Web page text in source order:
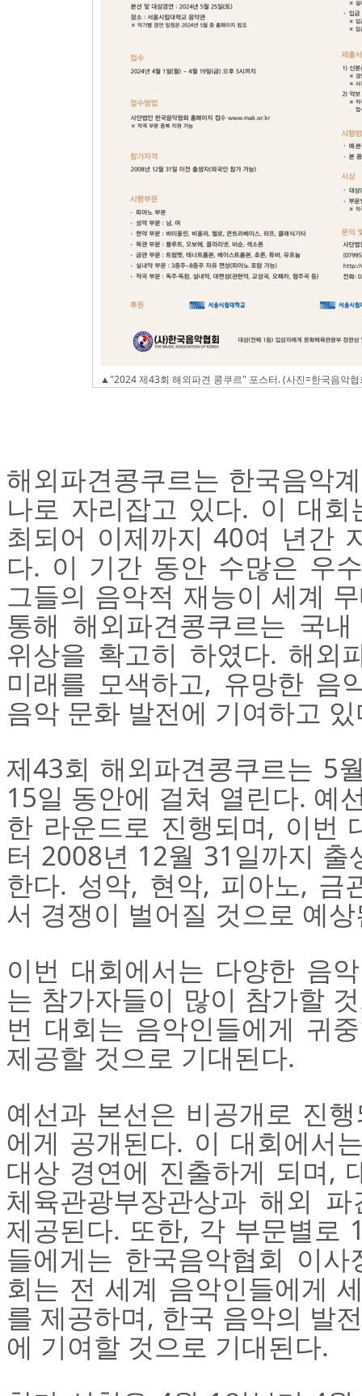
▲"2024 제43회 해외파견 콩쿠르" 포스터. (사진=한국음악협
해외파견콩쿠르는 한국음악
나로 자리잡고 있다. 이 대
최되어 이제까지 40여 년간
다. 이 기간 동안 수많은 우
그들의 음악적 재능이 세계
통해 해외파견콩쿠르는 국
위상을 확고히 하였다. 해외
미래를 모색하고, 유망한 음
음악 문화 발전에 기여하고
제43회 해외파견콩쿠르는 5
15일 동안에 걸쳐 열린다. 예
한 라운드로 진행되며, 이번
터 2008년 12월 31일까지 출
한다. 성악, 현악, 피아노, 금
서 경쟁이 벌어질 것으로 예
이번 대회에서는 다양한 음
는 참가자들이 많이 참가할
번 대회는 음악인들에게 귀
제공할 것으로 기대된다.
예선과 본선은 비공개로 진
에게 공개된다. 이 대회에서
대상 경연에 진출하게 되며,
체육관광부장관상과 해외
제공된다. 또한, 각 부문별로
들에게는 한국음악협회 이
회는 전 세계 음악인들에게
를 제공하며, 한국 음악의 발
에 기여할 것으로 기대된다.